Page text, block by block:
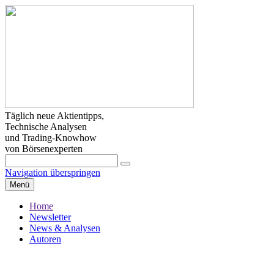
Täglich neue Aktientipps,
Technische Analysen
und Trading-Knowhow
von Börsenexperten
Navigation überspringen
Menü
Home
Newsletter
News & Analysen
Autoren